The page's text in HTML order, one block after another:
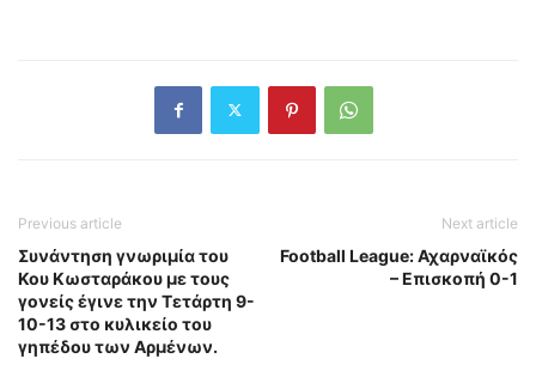
Previous article
Συνάντηση γνωριμία του
Κου Κωσταράκου με τους
γονείς έγινε την Τετάρτη 9-
10-13 στο κυλικείο του
γηπέδου των Αρμένων.
Next article
Football League: Αχαρναϊκός
– Επισκοπή 0-1